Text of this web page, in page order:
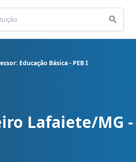
Educação Básica - PEB I
Educação Básica - PEB I
Lafaiete/MG